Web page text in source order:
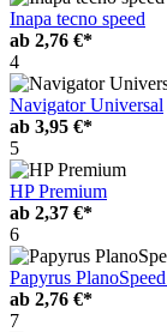
Inapa tecno speed
ab 2,76 €*
4
Navigator Universal
ab 3,95 €*
5
HP Premium
ab 2,37 €*
6
Papyrus
ab 2,76 €*
7